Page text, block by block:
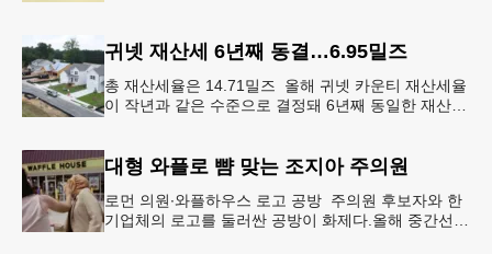
귀넷 재산세 6년째 동결…6.95밀즈
총 재산세율은 14.71밀즈 올해 귀넷 카운티 재산세율
이 작년과 같은 수준으로 결정돼 6년째 동일한 재산세
대형 와플로 뺨 맞는 조지아 주의원
로먼 의원∙와플하우스 로고 공방 주의원 후보자와 한
기업체의 로고를 둘러싼 공방이 화제다.올해 중간선거